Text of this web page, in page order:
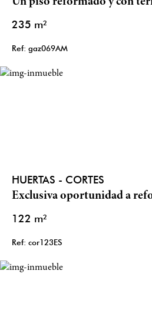
235 m²
Ref: gaz069AM
HUERTAS - CORTES
Exclusiva oportunidad a
122 m²
Ref: cor123ES